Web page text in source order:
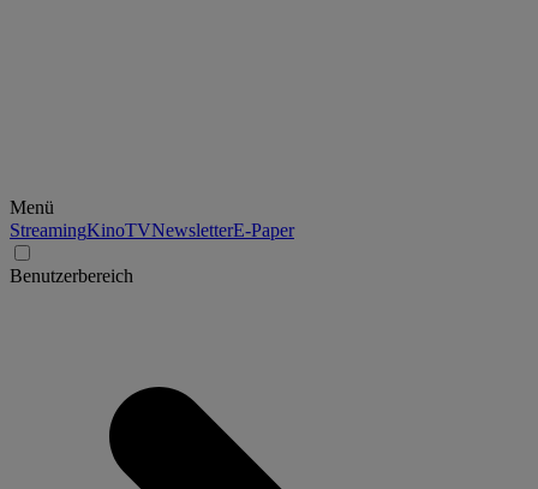
Menü
StreamingKinoTVNewsletterE-Paper
Benutzerbereich